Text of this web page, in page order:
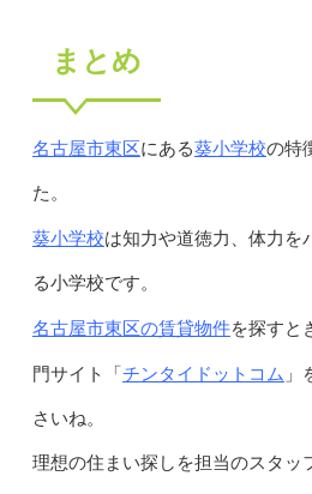
まとめ
名古屋市東区にある葵小学校の特
た。
葵小学校は知力や道徳力、体力を
る小学校です。
名古屋市東区の賃貸物件を探すと
門サイト「チンタイドットコム 」
さいね。
理想の住まい探しを担当のスタッ